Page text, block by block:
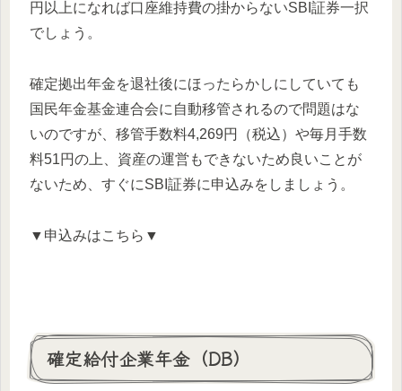
円以上になれば口座維持費の掛からないSBI証券一択
でしょう。
確定拠出年金を退社後にほったらかしにしていても
国民年金基金連合会に自動移管されるので問題はな
いのですが、移管手数料4,269円（税込）や毎月手数
料51円の上、資産の運営もできないため良いことが
ないため、すぐにSBI証券に申込みをしましょう。
▼申込みはこちら▼
確定給付企業年金（DB）